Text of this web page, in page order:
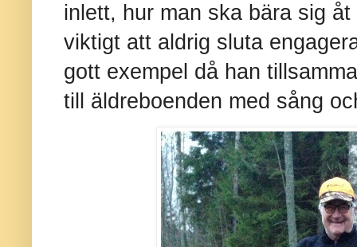
inlett, hur man ska bära sig
viktigt att aldrig sluta
gott exempel då han
till äldreboenden med sång